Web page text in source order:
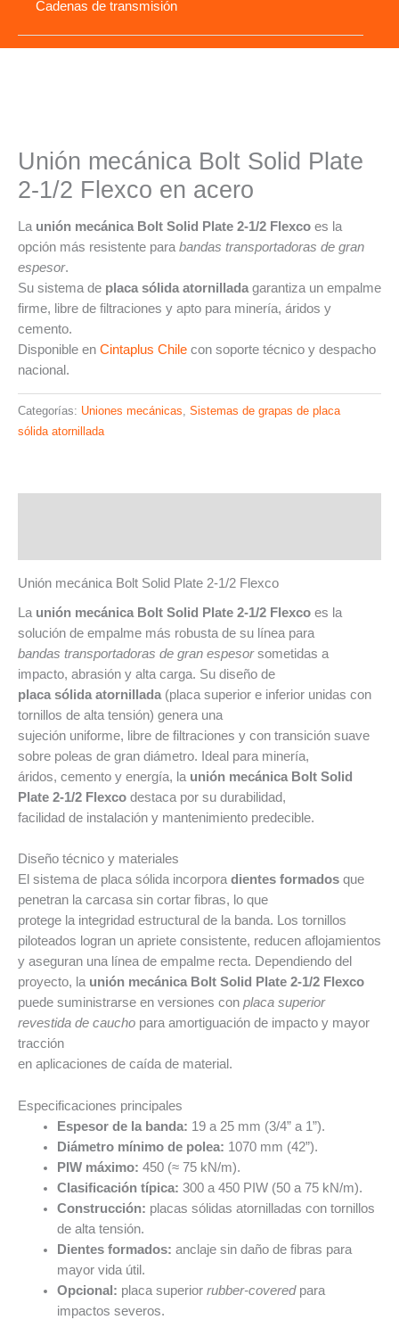
Cadenas de transmisión
Unión mecánica Bolt Solid Plate
2-1/2 Flexco en acero
La unión mecánica Bolt Solid Plate 2-1/2 Flexco es la
opción más resistente para bandas transportadoras de gran
espesor.
Su sistema de placa sólida atornillada garantiza un empalme
firme, libre de filtraciones y apto para minería, áridos y
cemento.
Disponible en Cintaplus Chile con soporte técnico y despacho
nacional.
Categorías: Uniones mecánicas Sistemas de grapas de placa
sólida atornillada
Unión mecánica Bolt Solid Plate 2-1/2 Flexco
La unión mecánica Bolt Solid Plate 2-1/2 Flexco es la
solución de empalme más robusta de su línea para
bandas transportadoras de gran espesorsometidas a
impacto, abrasión y alta carga. Su diseño de
placa sólida atornillada (placa superior e inferior unidas con
tornillos de alta tensión) genera una
sujeción uniforme, libre de filtraciones y con transición suave
sobre poleas de gran diámetro. Ideal para minería,
áridos, cemento y energía, la unión mecánica Bolt Solid
Plate 2-1/2 Flexco destaca por su durabilidad,
facilidad de instalación y mantenimiento predecible.
Diseño técnico y materiales
El sistema de placa sólida incorporadientes formados que
penetran la carcasa sin cortar fibras, lo que
protege la integridad estructural de la banda. Los tornillos
piloteados logran un apriete consistente, reducen aflojamientos
y aseguran una línea de empalme recta. Dependiendo del
proyecto, la unión mecánica Bolt Solid Plate 2-1/2 Flexco
puede suministrarse en versiones con placa superior
revestida de caucho para amortiguación de impacto y mayor
tracción
en aplicaciones de caída de material.
Especificaciones principales
Espesor de la banda: 19 a 25 mm (3/4” a 1”).
Diámetro mínimo de polea: 1070 mm (42”).
PIW máximo: 450 (≈ 75 kN/m).
Clasificación típica: 300 a 450 PIW (50 a 75 kN/m).
Construcción: placas sólidas atornilladas con tornillos
de alta tensión.
Dientes formados: anclaje sin daño de fibras para
mayor vida útil.
Opcional: placa superior rubber-coveredpara
impactos severos.